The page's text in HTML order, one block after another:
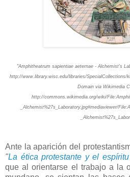
"Amphitheatrum sapientiae aeternae - Alchemist's
http://www.library.wisc.edu/libraries/SpecialCollections/
Domain via Wikimedia
http://commons.wikimedia.org/wiki/
_Alchemist%27s_Laboratory.jpg#mediaviewer/
Ante la aparición del
"La ética protestante y el
que al orientarse el trabajo a la